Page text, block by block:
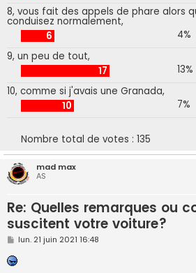
8, vous fait des appels de phare alors
conduisez normalement,
6
4%
9, un peu de tout,
17
13%
10, comme si j'avais une Granada,
10
7%
Nombre total de votes : 135
mad max
AS
Re: Quelles remarques ou
suscitent votre voiture?
M
s
s
lun. 21 juin 2021 16:48